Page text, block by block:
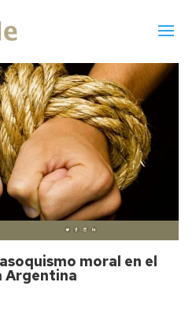
moral en el
Argentina